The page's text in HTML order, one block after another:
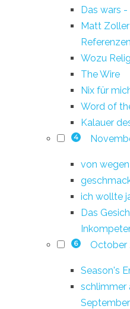
Das wars
Matt
Referenzen
Wozu
The Wire
Nix für
Word of
Kalauer
4
von
ich wollte
Das
6 October
Season's
schlimmer
September